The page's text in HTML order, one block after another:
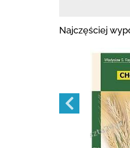
Najczęściej